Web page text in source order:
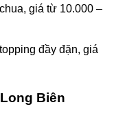
giá từ 10.000 –
đầy đặn, giá
Biên